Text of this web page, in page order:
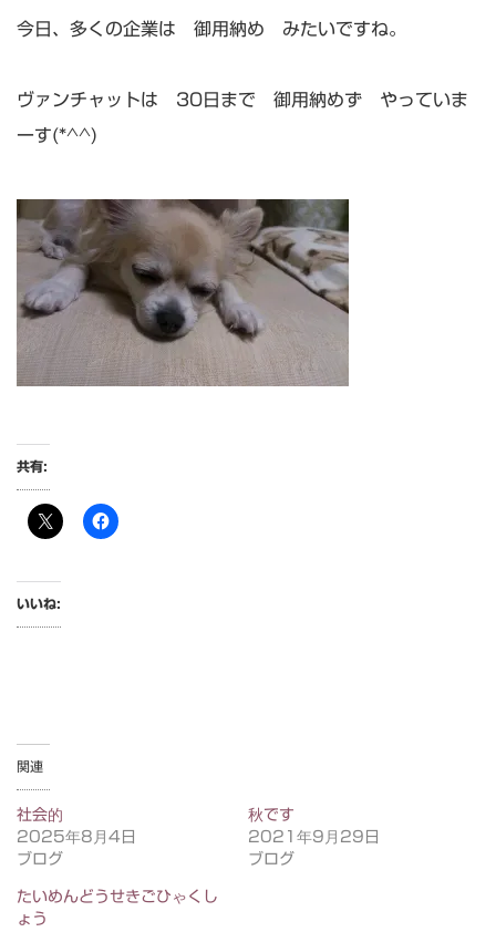
今日、多くの企業は 御用納め みたいですね。
ヴァンチャットは 30日まで 御用納めず やっていま
ーす(*^^)
共有:
いいね:
関連
社会的
2025年8月4日
ブログ
秋です
2021年9月29日
ブログ
たいめんどうせきごひゃくし
ょう